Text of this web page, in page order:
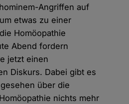
Angriffen auf
etwas zu einer
Homöopathie
Abend fordern
jetzt einen
Diskurs. Dabei gibt es
über die
nichts mehr